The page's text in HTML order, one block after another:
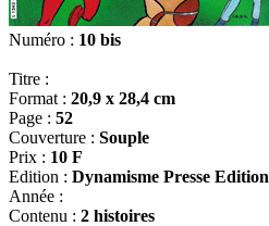
Numéro : 10 bis
Titre :
Format : 20,9 x 28,4 cm
Page : 52
Couverture : Souple
Prix : 10 F
Edition : Dynamisme Presse Edition
Année :
Contenu : 2 histoires